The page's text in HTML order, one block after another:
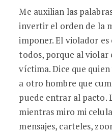
Me auxilian las
invertir el orden de la
imponer. El violador
todos, porque al violar
víctima. Dice que
a otro hombre que
puede entrar al pacto.
mientras miro mi
mensajes, carteles,